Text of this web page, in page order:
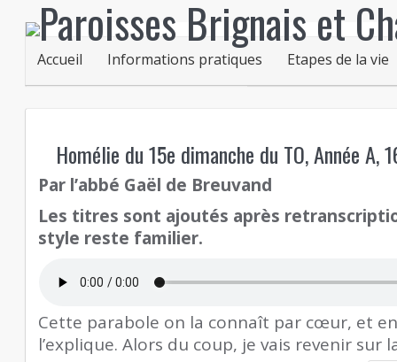
Accueil Informations pratiques Etapes de la vie
Homélie du 15e dimanche du TO, Année A,
Par l’abbé Gaël de Breuvand
Les titres sont ajoutés après
style reste familier.
Cette parabole on la connaît par cœur, et
l’explique. Alors du coup, je vais revenir sur